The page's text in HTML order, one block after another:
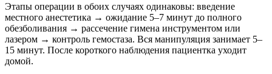
Этапы операции в обоих случаях одинаковы: введение
местного анестетика → ожидание 5–7 минут до полного
обезболивания → рассечение гимена инструментом или
лазером → контроль гемостаза. Вся манипуляция занимает 5–
15 минут. После короткого наблюдения пациентка уходит
домой.